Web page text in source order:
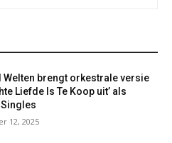
Welten brengt orkestrale versie
Liefde Is Te Koop uit’ als
12, 2025